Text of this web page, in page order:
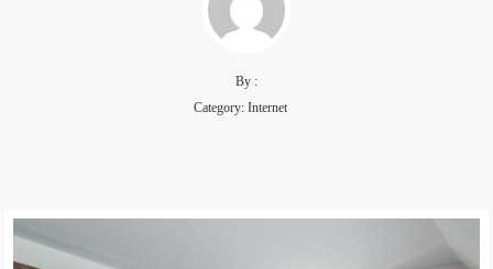
By :
Category:Internet